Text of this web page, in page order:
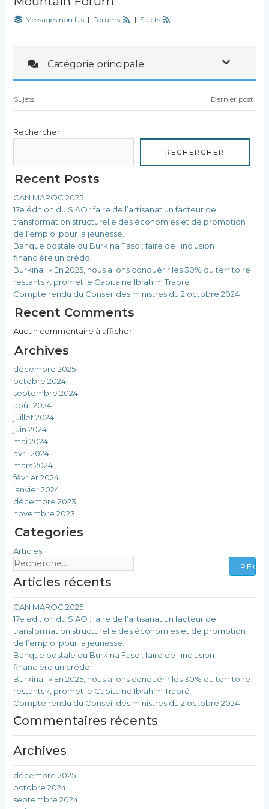
Messages non lus | Forums | Sujets
Catégorie principale
Sujets Dernier post
Rechercher
RECHERCHER
Recent Posts
CAN MAROC 2025
17e édition du SIAO : faire de l’artisanat un facteur de
transformation structurelle des économies et de promotion
de l’emploi pour la jeunesse.
Banque postale du Burkina Faso : faire de l’inclusion
financière un crédo
Burkina : « En 2025, nous allons conquérir les 30% du territoire
restants », promet le Capitaine Ibrahim Traoré
Compte rendu du Conseil des ministres du 2 octobre 2024
Recent Comments
Aucun commentaire à afficher.
Archives
décembre 2025
octobre 2024
septembre 2024
août 2024
juillet 2024
juin 2024
mai 2024
avril 2024
mars 2024
février 2024
janvier 2024
décembre 2023
novembre 2023
Categories
Articles
Rechercher :
Articles récents
CAN MAROC 2025
17e édition du SIAO : faire de l’artisanat un facteur de
transformation structurelle des économies et de promotion
de l’emploi pour la jeunesse.
Banque postale du Burkina Faso : faire de l’inclusion
financière un crédo
Burkina : « En 2025, nous allons conquérir les 30% du territoire
restants », promet le Capitaine Ibrahim Traoré
Compte rendu du Conseil des ministres du 2 octobre 2024
Commentaires récents
Archives
décembre 2025
octobre 2024
septembre 2024